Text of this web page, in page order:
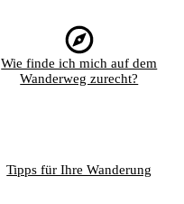
Wie finde ich mich auf dem
Wanderweg zurecht?
Tipps für Ihre Wanderung